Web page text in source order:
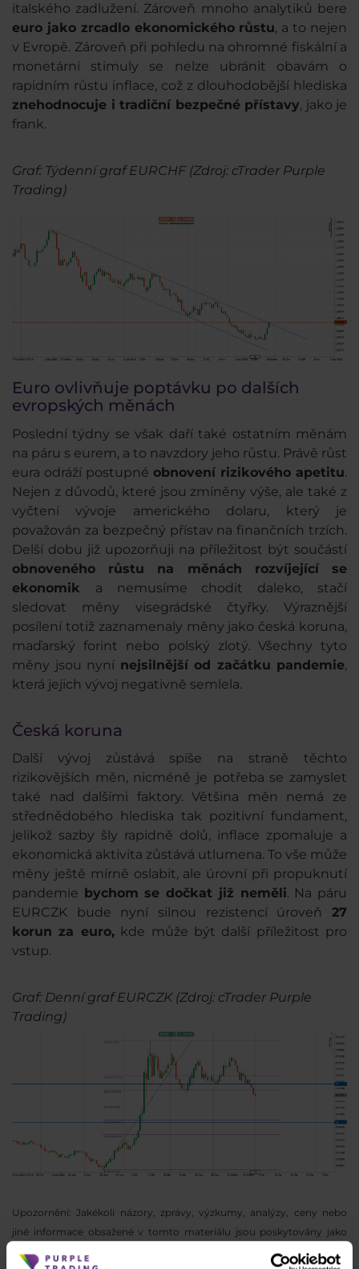
italského zadlužení. Zároveň mnoho analytiků bere
euro jako zrcadlo ekonomického růstu, a to nejen
v Evropě. Zároveň při pohledu na ohromné fiskální a
monetární stimuly se nelze ubránit obavám o
rapidním růstu inflace, což z dlouhodobější hlediska
znehodnocuje i tradiční bezpečné přístavy, jako je
frank.
Graf: Týdenní graf EURCHF (Zdroj: cTrader Purple
Trading)
Euro ovlivňuje poptávku po dalších
evropských měnách
Poslední týdny se však daří také ostatním měnám
na páru s eurem, a to navzdory jeho růstu. Právě růst
eura odráží postupné obnovení rizikového apetitu.
Nejen z důvodů, které jsou zmíněny výše, ale také z
vyčtení vývoje amerického dolaru, který je
považován za bezpečný přístav na finančních trzích.
Delší dobu již upozorňuji na příležitost být součástí
obnoveného růstu na měnách rozvíjející se
ekonomik a nemusíme chodit daleko, stačí
sledovat měny visegrádské čtyřky. Výraznější
posílení totiž zaznamenaly měny jako česká koruna,
maďarský forint nebo polský zlotý. Všechny tyto
měny jsou nyní nejsilnější od začátku pandemie,
která jejich vývoj negativně semlela.
Česká koruna
Další vývoj zůstává spíše na straně těchto
rizikovějších měn, nicméně je potřeba se zamyslet
také nad dalšími faktory. Většina měn nemá ze
střednědobého hlediska tak pozitivní fundament,
jelikož sazby šly rapidně dolů, inflace zpomaluje a
ekonomická aktivita zůstává utlumena. To vše může
měny ještě mírně oslabit, ale úrovní při propuknutí
pandemie
bychom se dočkat již neměli. Na páru
EURCZK bude nyní silnou rezistencí úroveň 27
korun za euro,kde může být další příležitost pro
vstup.
Graf: Denní graf EURCZK (Zdroj: cTrader Purple
Trading)
Upozornění: Jakékoli názory, zprávy, výzkumy, analýzy, ceny nebo
jiné informace obsažené v tomto materiálu jsou poskytovány jako
obecná marketingová komunikace pouze pro informativní účely a